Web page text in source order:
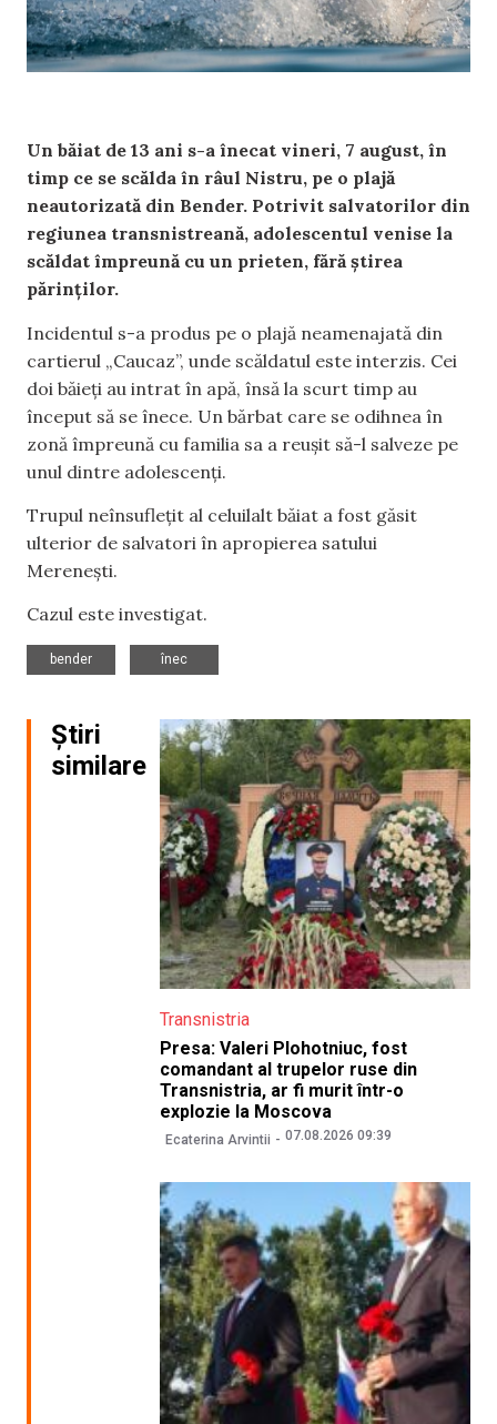
Un băiat de 13 ani s-a înecat vineri, 7 august, în
timp ce se scălda în râul Nistru, pe o plajă
neautorizată din Bender. Potrivit salvatorilor din
regiunea transnistreană, adolescentul venise la
scăldat împreună cu un prieten, fără știrea
părinților.
Incidentul s-a produs pe o plajă neamenajată din
cartierul „Caucaz”, unde scăldatul este interzis. Cei
doi băieți au intrat în apă, însă la scurt timp au
început să se înece. Un bărbat care se odihnea în
zonă împreună cu familia sa a reușit să-l salveze pe
unul dintre adolescenți.
Trupul neînsuflețit al celuilalt băiat a fost găsit
ulterior de salvatori în apropierea satului
Merenești.
Cazul este investigat.
bender
înec
Știri
similare
Transnistria
Presa: Valeri Plohotniuc, fost
comandant al trupelor ruse din
Transnistria, ar fi murit într-o
explozie la Moscova
Ecaterina Arvintii 07.08.2026 09:39